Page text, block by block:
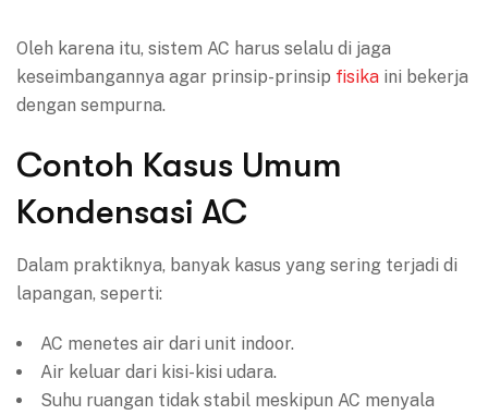
Oleh karena itu, sistem AC harus selalu di jaga
keseimbangannya agar prinsip-prinsip fisika ini bekerja
dengan sempurna.
Contoh Kasus Umum
Kondensasi AC
Dalam praktiknya, banyak kasus yang sering terjadi di
lapangan, seperti:
AC menetes air dari unit indoor.
Air keluar dari kisi-kisi udara.
Suhu ruangan tidak stabil meskipun AC menyala